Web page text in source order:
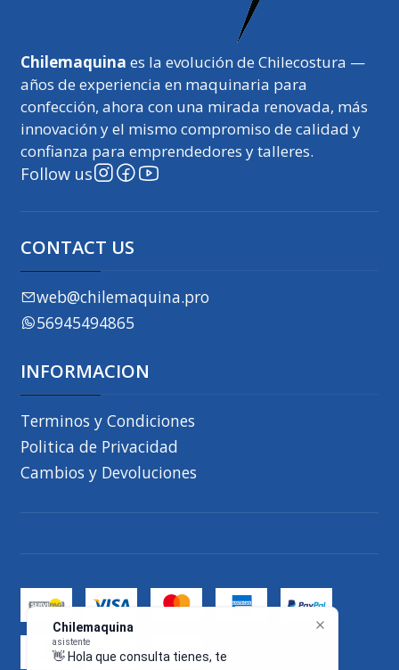
Chilemaquina
asistente
👋 Hola que consulta tienes, te respon
Chilemaquina es la evolución de Chilecostura —
años de experiencia en maquinaria para
confección, ahora con una mirada renovada, más
innovación y el mismo compromiso de calidad y
confianza para emprendedores y talleres.
Follow us
CONTACT US
web@chilemaquina.pro
56945494865
INFORMACION
Terminos y Condiciones
Politica de Privacidad
Cambios y Devoluciones